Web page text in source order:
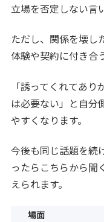
立場を否定しない言
ただし、関係を壊し
体験や契約に付き合
「誘ってくれてあ
は必要ない」と自分
やすくなります。
今後も同じ話題を続
ったらこちらから聞
えられます。
場面